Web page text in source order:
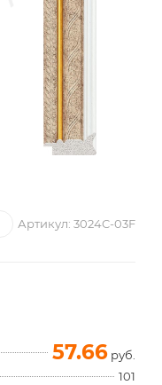
Артикул: 3024C-03F
57.66 руб.
101